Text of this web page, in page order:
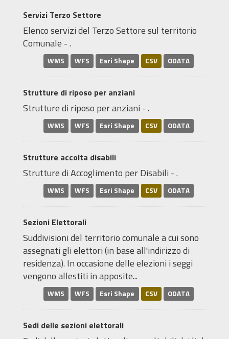
Servizi Terzo Settore
Elenco servizi del Terzo Settore sul territorio
Comunale - .
WMS WFS Esri Shape CSV ODATA
Strutture di riposo per anziani
Strutture di riposo per anziani - .
WMS WFS Esri Shape CSV ODATA
Strutture accolta disabili
Strutture di Accoglimento per Disabili - .
WMS WFS Esri Shape CSV ODATA
Sezioni Elettorali
Suddivisioni del territorio comunale a cui sono
assegnati gli elettori (in base all'indirizzo di
residenza). In occasione delle elezioni i seggi
vengono allestiti in apposite...
WMS WFS Esri Shape CSV ODATA
Sedi delle sezioni elettorali